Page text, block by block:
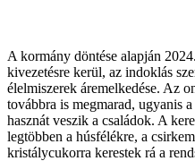
A kormány döntése alapján
kivezetésre kerül, az indoklás
élelmiszerek áremelkedése. Az
továbbra is megmarad, ugyanis
hasznát veszik a családok. A
legtöbben a húsfélékre, a
kristálycukorra kerestek rá a